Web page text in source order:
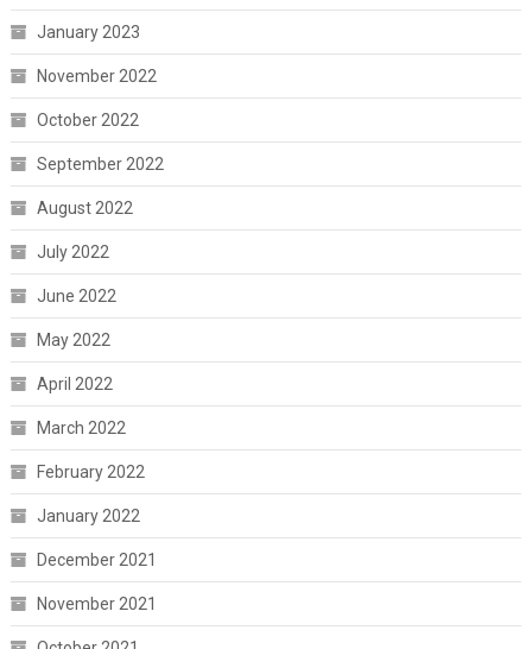
January 2023
November 2022
October 2022
September 2022
August 2022
July 2022
June 2022
May 2022
April 2022
March 2022
February 2022
January 2022
December 2021
November 2021